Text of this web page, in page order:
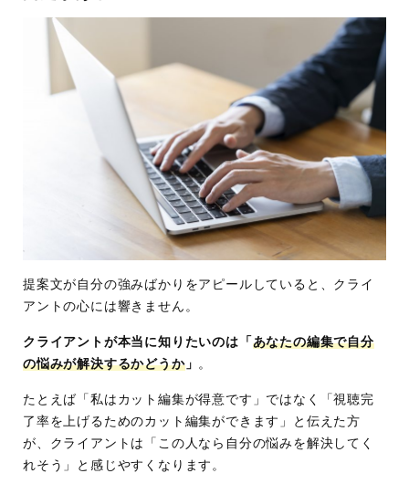
提案文が自分の強みばかりをアピールしていると、クライ
アントの心には響きません。
クライアントが本当に知りたいのは「あなたの編集で自分
の悩みが解決するかどうか」 。
たとえば「私はカット編集が得意です」ではなく「視聴完
了率を上げるためのカット編集ができます」と伝えた方
が、クライアントは「この人なら自分の悩みを解決してく
れそう」と感じやすくなります。